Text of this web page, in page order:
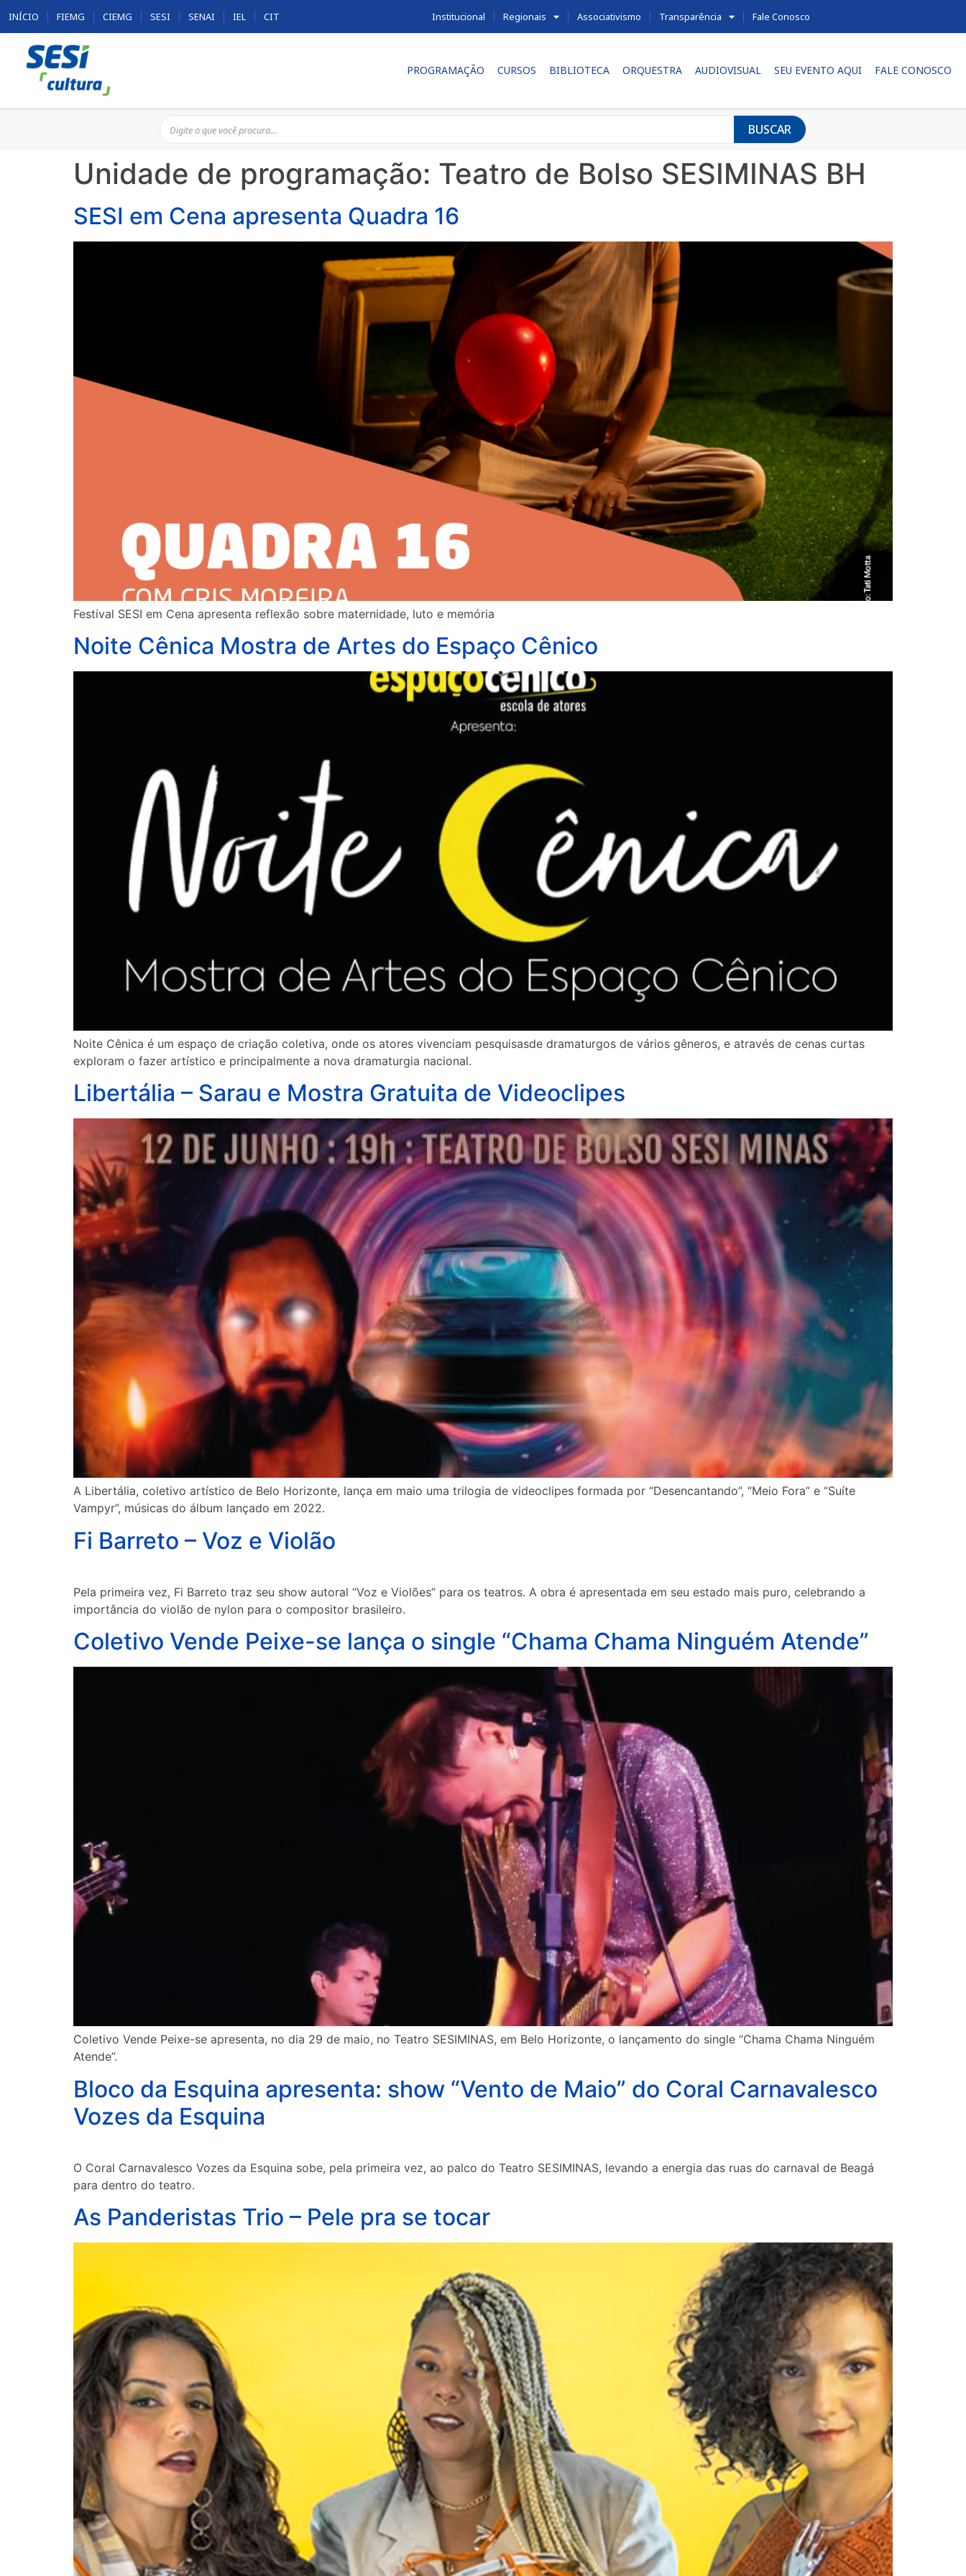
INÍCIO FIEMG CIEMG SESI SENAI IEL CIT Institucional Regionais Associativismo Transparência Fale Conosco
PROGRAMAÇÃO CURSOS BIBLIOTECA ORQUESTRA AUDIOVISUAL SEU EVENTO AQUI FALE CONOSCO
BUSCAR
Unidade de programação: Teatro de Bolso SESIMINAS BH
SESI em Cena apresenta Quadra 16
Festival SESI em Cena apresenta reflexão sobre maternidade, luto e memória
Noite Cênica Mostra de Artes do Espaço Cênico
Noite Cênica é um espaço de criação coletiva, onde os atores vivenciam pesquisasde dramaturgos de vários gêneros, e através de cenas curtas
exploram o fazer artístico e principalmente a nova dramaturgia nacional.
Libertália – Sarau e Mostra Gratuita de Videoclipes
A Libertália, coletivo artístico de Belo Horizonte, lança em maio uma trilogia de videoclipes formada por “Desencantando”, “Meio Fora” e “Suíte
Vampyr”, músicas do álbum lançado em 2022.
Fi Barreto – Voz e Violão
Pela primeira vez, Fi Barreto traz seu show autoral “Voz e Violões” para os teatros. A obra é apresentada em seu estado mais puro, celebrando a
importância do violão de nylon para o compositor brasileiro.
Coletivo Vende Peixe-se lança o single “Chama Chama Ninguém Atende”
Coletivo Vende Peixe-se apresenta, no dia 29 de maio, no Teatro SESIMINAS, em Belo Horizonte, o lançamento do single “Chama Chama Ninguém
Atende”.
Bloco da Esquina apresenta: show “Vento de Maio” do Coral Carnavalesco
Vozes da Esquina
O Coral Carnavalesco Vozes da Esquina sobe, pela primeira vez, ao palco do Teatro SESIMINAS, levando a energia das ruas do carnaval de Beagá
para dentro do teatro.
As Panderistas Trio – Pele pra se tocar